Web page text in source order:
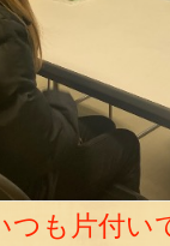
つも片付